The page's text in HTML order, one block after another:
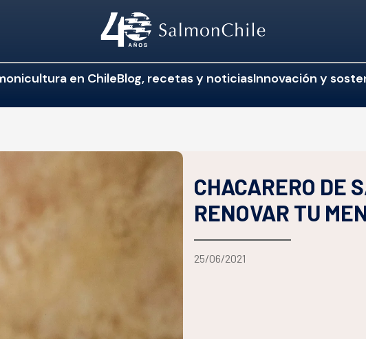
en ChileBlog, recetas y noticiasInnovación y
CHACARERO DE
RENOVAR TU
25/06/2021